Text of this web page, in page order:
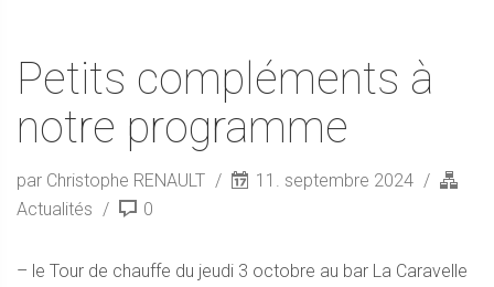
Petits compléments à
notre programme
par Christophe RENAULT
11. septembre 2024
Actualités
0
– le Tour de chauffe du jeudi 3 octobre au bar La Caravelle